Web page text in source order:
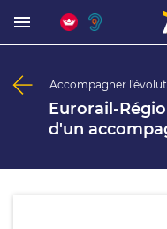
Accompagner
Eurorail-
d'un